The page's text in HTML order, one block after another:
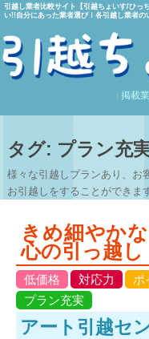
引越し業者比較サイト【引越ちょいす/ひっ
い!!自分にあった業者選び！各引越し業者の
掲載
タグ: プラン充
様々な引越しプランあり、お
お引越しをすることができま
きめ細やか
心の引っ越し
低価格 対応力 ポ
プラン充実
アート引越セ